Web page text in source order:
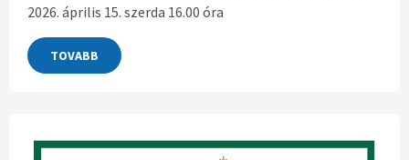
2026. április 15. szerda 16.00 óra
TOVABB